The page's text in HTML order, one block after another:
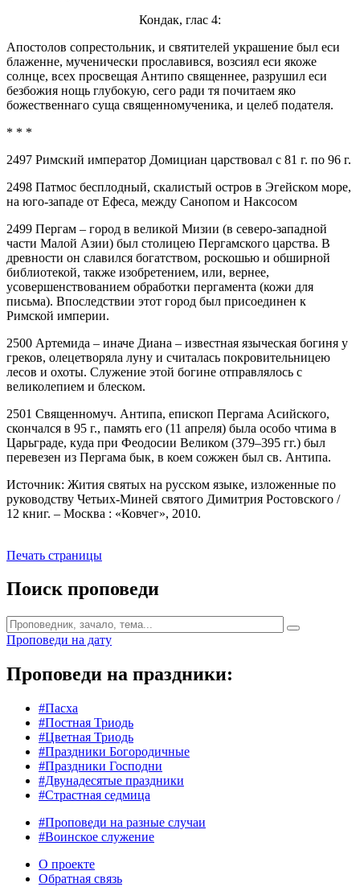
Кондак, глас 4:
Апостолов сопрестольник, и святителей украшение был еси
блаженне, мученически прославився, возсиял еси якоже
солнце, всех просвещая Антипо священнее, разрушил еси
безбожия нощь глубокую, сего ради тя почитаем яко
божественнаго суща священномученика, и целеб подателя.
* * *
2497 Римский император Домициан царствовал с 81 г. по 96 г.
2498 Патмос бесплодный, скалистый остров в Эгейском море,
на юго-западе от Ефеса, между Санопом и Наксосом
2499 Пергам – город в великой Мизии (в северо-западной
части Малой Азии) был столицею Пергамского царства. В
древности он славился богатством, роскошью и обширной
библиотекой, также изобретением, или, вернее,
усовершенствованием обработки пергамента (кожи для
письма). Впоследствии этот город был присоединен к
Римской империи.
2500 Артемида – иначе Диана – известная языческая богиня у
греков, олецетворяла луну и считалась покровительницею
лесов и охоты. Служение этой богине отправлялось с
великолепием и блеском.
2501 Священномуч. Антипа, епископ Пергама Асийского,
скончался в 95 г., память его (11 апреля) была особо чтима в
Царьграде, куда при Феодосии Великом (379–395 гг.) был
перевезен из Пергама бык, в коем сожжен был св. Антипа.
Источник: Жития святых на русском языке, изложенные по
руководству Четьих-Миней святого Димитрия Ростовского /
12 книг. – Москва : «Ковчег», 2010.
Печать страницы
Поиск проповеди
Проповеди на дату
Проповеди на праздники:
#Пасха
#Постная Триодь
#Цветная Триодь
#Праздники Богородичные
#Праздники Господни
#Двунадесятые праздники
#Страстная седмица
#Проповеди на разные случаи
#Воинское служение
О проекте
Обратная связь